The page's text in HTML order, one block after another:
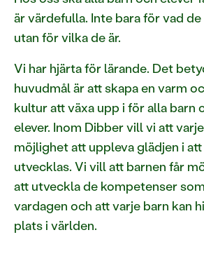
är värdefulla. Inte bara för vad
utan för vilka de är.
Vi har hjärta för lärande. Det
huvudmål är att skapa en varm
kultur att växa upp i för alla barn
elever. Inom Dibber vill vi att
möjlighet att uppleva glädjen i
utvecklas. Vi vill att barnen får
att utveckla de kompetenser
vardagen och att varje barn kan
plats i världen.